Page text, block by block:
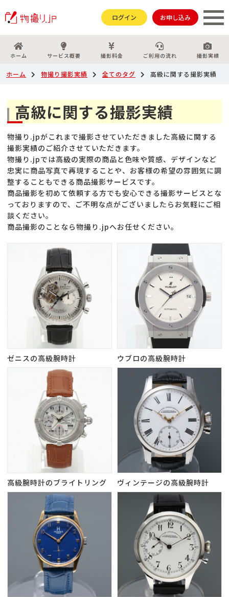
ログイン お申し込み
ホーム サービス概要 撮影料金 ご利用の流れ 撮影実績
ホーム 物撮り撮影実績 全てのタグ 高級に関する撮影実績
高級に関する撮影実績
物撮り.jpがこれまで撮影させていただきました高級に関する
撮影実績のご紹介させていただきます。
物撮り.jpでは高級の実際の商品と色味や質感、デザインなど
忠実に商品写真で再現することや、お客様の希望の雰囲気に調
整することもできる商品撮影サービスです。
商品撮影を初めて依頼する方でも安心できる撮影サービスとな
っておりますので、ご不明な点がございましたらお気軽にご相
談ください。
商品撮影のことなら物撮り.jpへお任せください。
ゼニスの高級腕時計 ウブロの高級腕時計
高級腕時計のブライトリング ヴィンテージの高級腕時計